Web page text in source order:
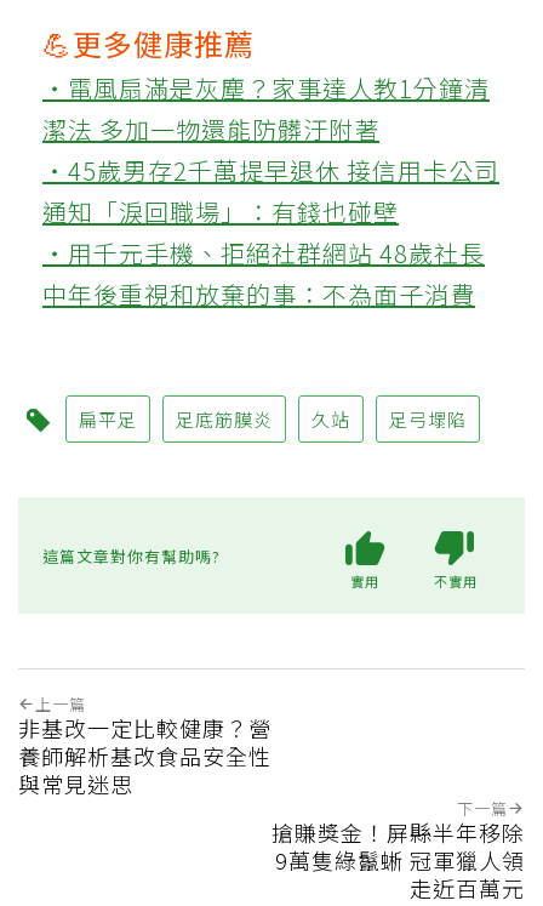
💪更多健康推薦
‧電風扇滿是灰塵？家事達人教1分鐘清
潔法 多加一物還能防髒汙附著
‧45歲男存2千萬提早退休 接信用卡公司
通知「淚回職場」：有錢也碰壁
‧用千元手機、拒絕社群網站 48歲社長
中年後重視和放棄的事：不為面子消費
扁平足 足底筋膜炎 久站 足弓塌陷
這篇文章對你有幫助嗎?
實用 不實用
上一篇
非基改一定比較健康？營
養師解析基改食品安全性
與常見迷思
下一篇
搶賺獎金！屏縣半年移除
9萬隻綠鬣蜥 冠軍獵人領
走近百萬元